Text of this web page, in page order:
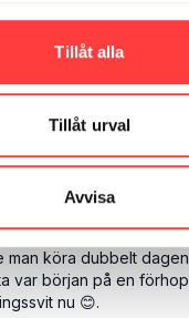
Tillåt alla
Tillåt urval
Avvisa
Visa svar (1)
skador och för hög
såklart för att ni är
samvete om man
man köra dubbelt
var början på en
nu 😊.